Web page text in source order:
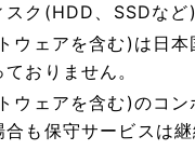
スク(HDD、SSDなど
ウェアを含む)は日
おりません。
ウェアを含む)のコ
合も保守サービスは継